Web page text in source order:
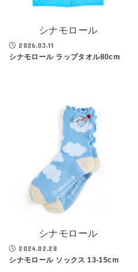
シナモロール
2026.03.11
シナモロール ラップタオル80cm
シナモロール
2024.02.28
シナモロール ソックス 13-15cm